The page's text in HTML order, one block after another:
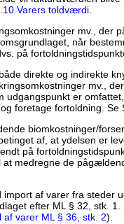
Varers toldværdi
mv., der
når
på
direkte og indirekte
mv.,
udgangspunkt er
foretage fortoldning. Se
biomkostninger/
af, at ydelsen er
på
medregne de
import af varer fra steder
efter ML § 32, stk. 1.
varer ML § 36, stk. 2).